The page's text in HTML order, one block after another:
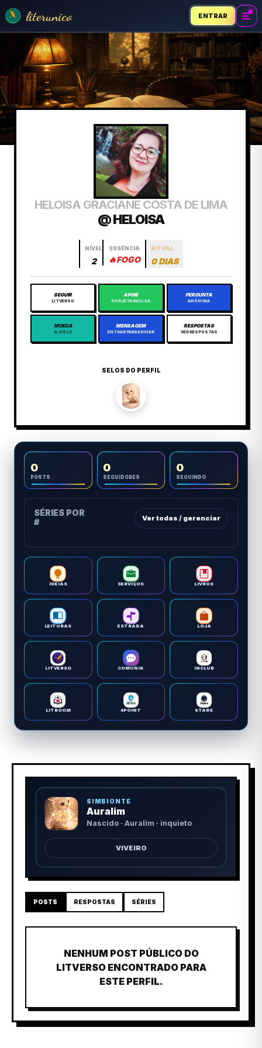
literunico ENTRAR
HELOISA GRACIANE COSTA DE LIMA
@ HELOISA
NÍVEL
2
ESSÊNCIA
🔥FOGO
RITUAL
0 DIAS
SEGUIR
LITVERSO
APOIE
GORJETA AVULSA
PERGUNTA
ANÔNIMA
MOEDA
0,00 LC
MENSAGEM
ENTRAR PARA ENVIAR
RESPOSTAS
VER RESPOSTAS
SELOS DO PERFIL
0
POSTS
0
SEGUIDORES
0
SEGUINDO
SÉRIES POR
#
Ver todas / gerenciar
IDEIAS SERVIÇOS LIVROS
LEITURAS ESTRADA LOJA
LITVERSO COMUNIK INCLUB
LITBOOM 4POINT STARS
SIMBIONTE
Auralim
Nascido · Auralim · inquieto
VIVEIRO
POSTS RESPOSTAS SÉRIES
NENHUM POST PÚBLICO DO
LITVERSO ENCONTRADO PARA
ESTE PERFIL.